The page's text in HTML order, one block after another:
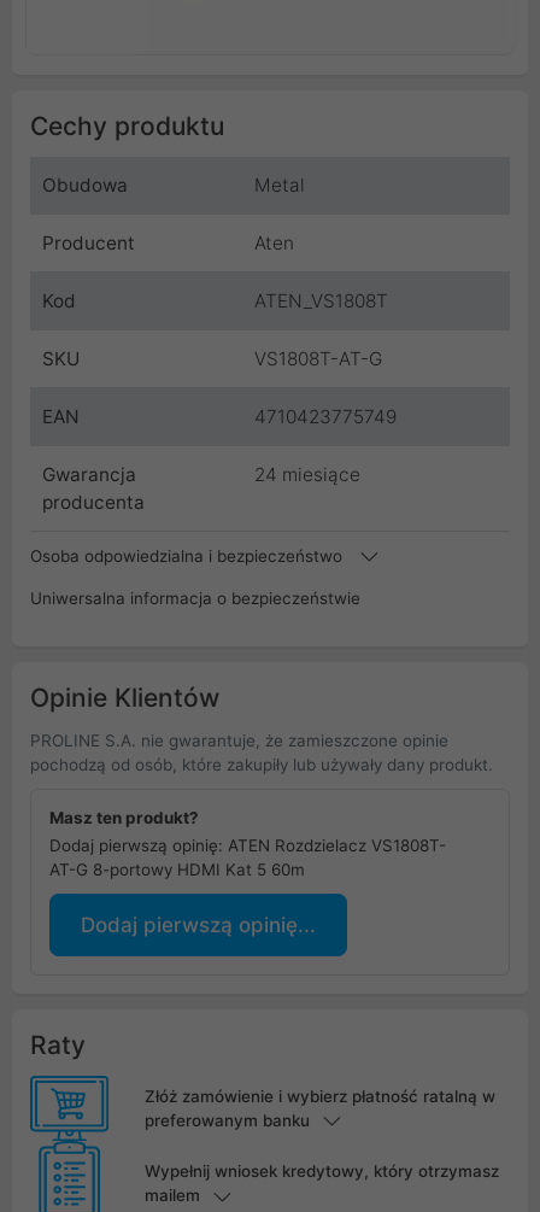
Cechy produktu
Obudowa Metal
Producent Aten
Kod ATEN_VS1808T
SKU VS1808T-AT-G
EAN 4710423775749
Gwarancja
producenta
24 miesiące
Osoba odpowiedzialna i bezpieczeństwo
Uniwersalna informacja o bezpieczeństwie
Opinie Klientów
PROLINE S.A. nie gwarantuje, że zamieszczone opinie
pochodzą od osób, które zakupiły lub używały dany produkt.
Masz ten produkt?
Dodaj pierwszą opinię: ATEN Rozdzielacz VS1808T-
AT-G 8-portowy HDMI Kat 5 60m
Dodaj pierwszą opinię...
Raty
Złóż zamówienie i wybierz płatność ratalną w
preferowanym banku
Wypełnij wniosek kredytowy, który otrzymasz
mailem